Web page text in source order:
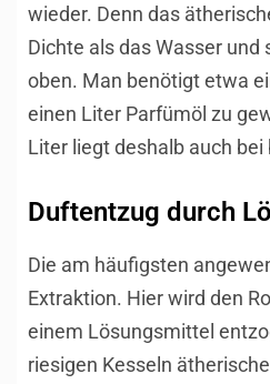
wieder. Denn das
Dichte als das Wasser
oben. Man benötigt etwa
einen Liter Parfümöl zu
Liter liegt deshalb auch bei
Duftentzug durch
Die am häufigsten
Extraktion. Hier wird den
einem Lösungsmittel
riesigen Kesseln